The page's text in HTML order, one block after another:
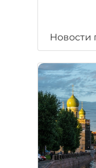
Новости